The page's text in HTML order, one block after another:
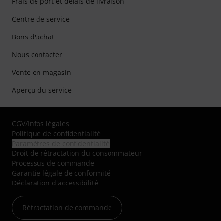
Centre de service
Bons d'achat
Nous contacter
Vente en magasin
Aperçu du service
CGV/Infos légales
Politique de confidentialité
Droit de rétractation du consommateur
Processus de commande
Garantie légale de conformité
Déclaration d'accessibilité
Rétractation de commande